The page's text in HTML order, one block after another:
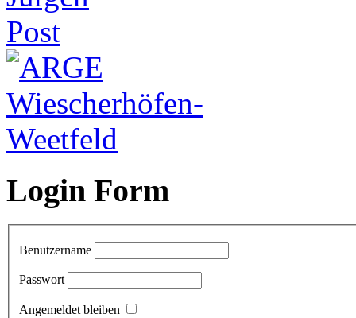
Login Form
Benutzername
Passwort
Angemeldet bleiben